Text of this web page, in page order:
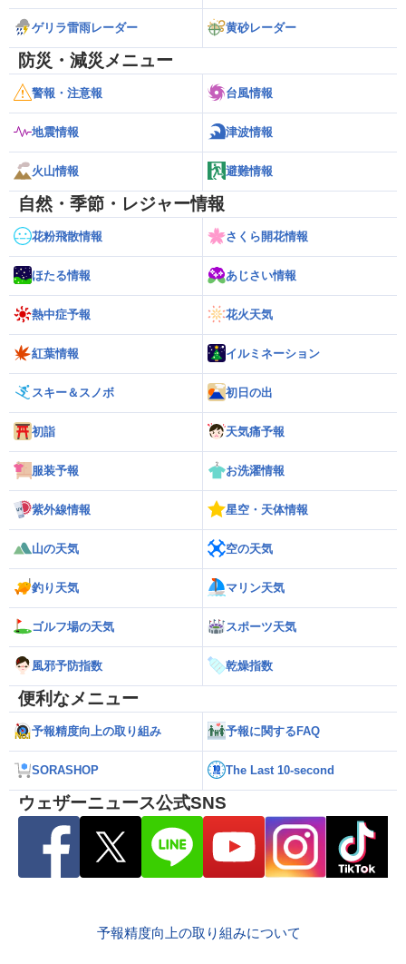
ゲリラ雷雨レーダー 黄砂レーダー
防災・減災メニュー
警報・注意報 台風情報
地震情報 津波情報
火山情報 避難情報
自然・季節・レジャー情報
花粉飛散情報 さくら開花情報
ほたる情報 あじさい情報
熱中症予報 花火天気
紅葉情報 イルミネーション
スキー＆スノボ 初日の出
初詣 天気痛予報
服装予報 お洗濯情報
紫外線情報 星空・天体情報
山の天気 空の天気
釣り天気 マリン天気
ゴルフ場の天気 スポーツ天気
風邪予防指数 乾燥指数
便利なメニュー
予報精度向上の取り組み 予報に関するFAQ
SORASHOP The Last 10-second
ウェザーニュース公式SNS
予報精度向上の取り組みについて